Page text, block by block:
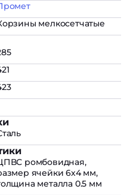
мелкосетчатые
ромбовидная,
ячейки 6х4 мм,
металла 0.5 мм